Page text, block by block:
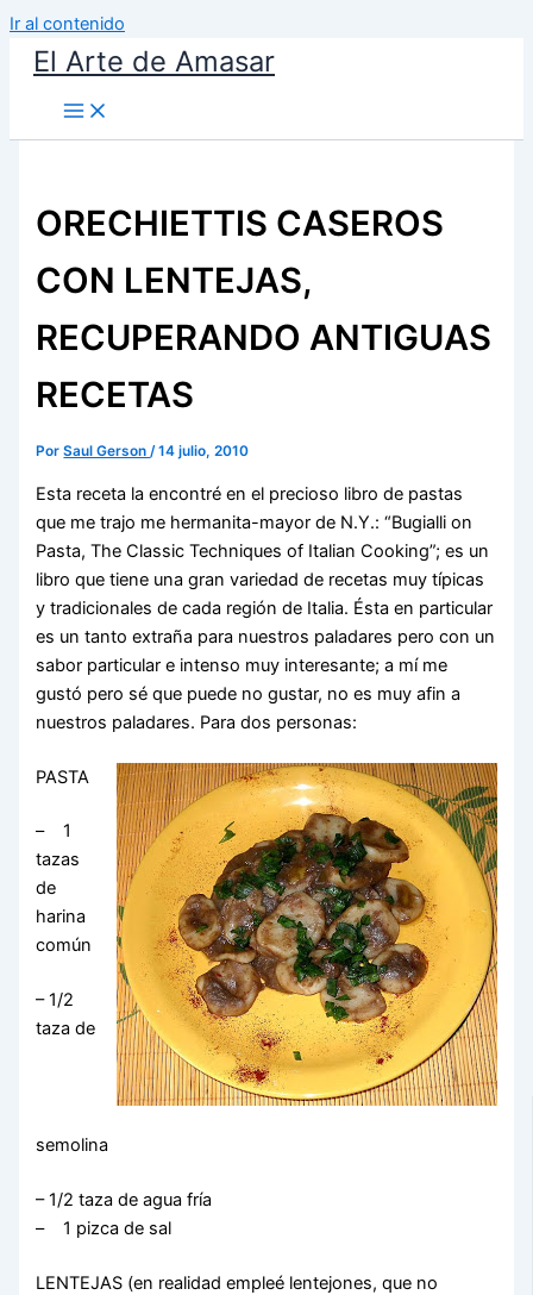
Ir al contenido
El Arte de Amasar
ORECHIETTIS CASEROS
CON LENTEJAS,
RECUPERANDO ANTIGUAS
RECETAS
PorSaul Gerson/14 julio, 2010
Esta receta la encontré en el precioso libro de pastas
que me trajo me hermanita-mayor de N.Y.: “Bugialli on
Pasta, The Classic Techniques of Italian Cooking”; es un
libro que tiene una gran variedad de recetas muy típicas
y tradicionales de cada región de Italia. Ésta en particular
es un tanto extraña para nuestros paladares pero con un
sabor particular e intenso muy interesante; a mí me
gustó pero sé que puede no gustar, no es muy afin a
nuestros paladares. Para dos personas:
PASTA
– 1
tazas
de
harina
común
– 1/2
taza de
semolina
– 1/2 taza de agua fría
– 1 pizca de sal
LENTEJAS (en realidad empleé lentejones, que no